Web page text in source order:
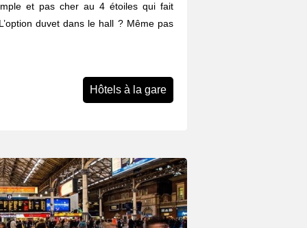
et pas cher au 4 étoiles qui fait
duvet dans le hall ? Même pas
Hôtels à la gare